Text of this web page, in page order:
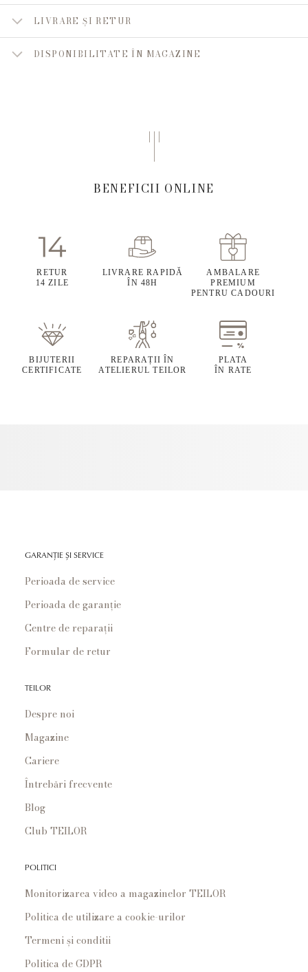
LIVRARE ȘI RETUR
DISPONIBILITATE ÎN MAGAZINE
BENEFICII ONLINE
RETUR
14 ZILE
LIVRARE RAPIDĂ
ÎN 48H
AMBALARE
PREMIUM
PENTRU CADOURI
BIJUTERII
CERTIFICATE
REPARAȚII ÎN
ATELIERUL TEILOR
PLATA
ÎN RATE
GARANȚIE ȘI SERVICE
Perioada de service
Perioada de garanție
Centre de reparații
Formular de retur
TEILOR
Despre noi
Magazine
Cariere
Întrebări frecvente
Blog
Club TEILOR
POLITICI
Monitorizarea video a magazinelor TEILOR
Politica de utilizare a cookie-urilor
Termeni și conditii
Politica de GDPR